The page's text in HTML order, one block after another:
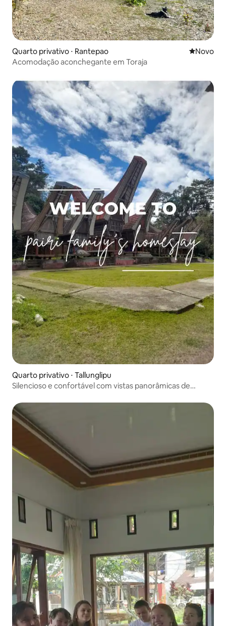
Quarto privativo ⋅ Rantepao Novo
Novo
Acomodação aconchegante em Toraja
Quarto privativo ⋅ Tallunglipu
Silencioso e confortável com vistas panorâmicas de